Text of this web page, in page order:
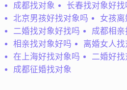
诺苏
成都找对象
长春找对象好找
北京男孩好找对象吗
女孩
二婚找对象好找吗
成都相亲
相亲找对象好吗
离婚女人
在上海好找对象吗
二婚好找
成都征婚找对象